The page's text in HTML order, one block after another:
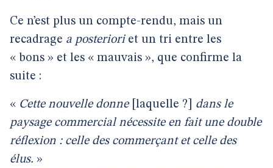
Ce n’est plus un compte-rendu, mais un
recadrage a posterioriet un tri entre les
« bons » et les « mauvais », que confirme la
suite :
« Cette nouvelle donne[laquelle ?] dans le
paysage commercial nécessite en fait une double
réflexion : celle des commerçant et celle des
élus. »